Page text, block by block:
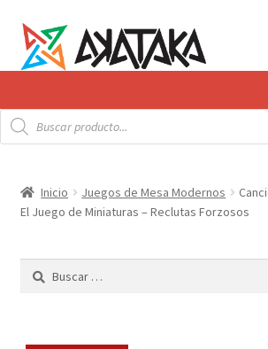
la
navegación
contenido
Productos
Envíos
Búsqueda
de
productos
Inicio Juegos de Mesa Modernos
El Juego de Miniaturas – Reclutas Forzosos
Buscar: